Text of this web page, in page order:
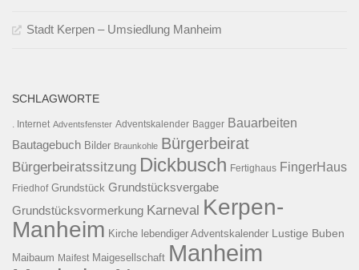
Stadt Kerpen – Umsiedlung Manheim
SCHLAGWORTE
. Internet Adventsfenster Adventskalender Bagger Bauarbeiten
Bautagebuch Bilder Braunkohle Bürgerbeirat
Bürgerbeiratssitzung Dickbusch Fertighaus FingerHaus
Friedhof Grundstück Grundstücksvergabe
Grundstücksvormerkung Karneval Kerpen-
Manheim Kirche lebendiger Adventskalender Lustige Buben
Maibaum Maifest Maigesellschaft Manheim